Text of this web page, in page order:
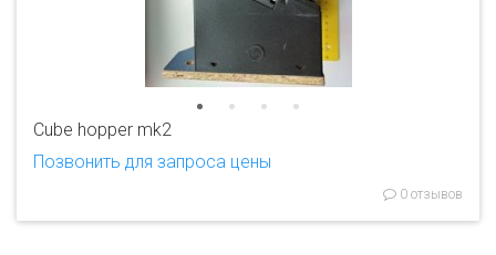
Cube hopper mk2
Позвонить для запроса цены
0 отзывов